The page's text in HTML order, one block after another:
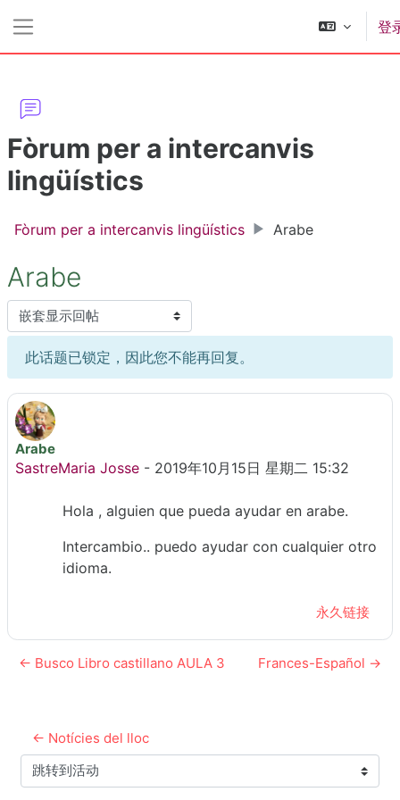
登
Fòrum per a intercanvis
lingüístics
Fòrum per a intercanvis lingüístics Arabe
Arabe
显示模式
此话题已锁定，因此您不能再回复。
Arabe
SastreMaria Josse - 2019年10月15日 星期二 15:32
回帖数：0
Hola , alguien que pueda ayudar en arabe.
Intercambio.. puedo ayudar con cualquier otro
idioma.
永久链接
← Busco Libro castillano AULA 3 Frances-Español →
← Notícies del lloc
跳转到活动